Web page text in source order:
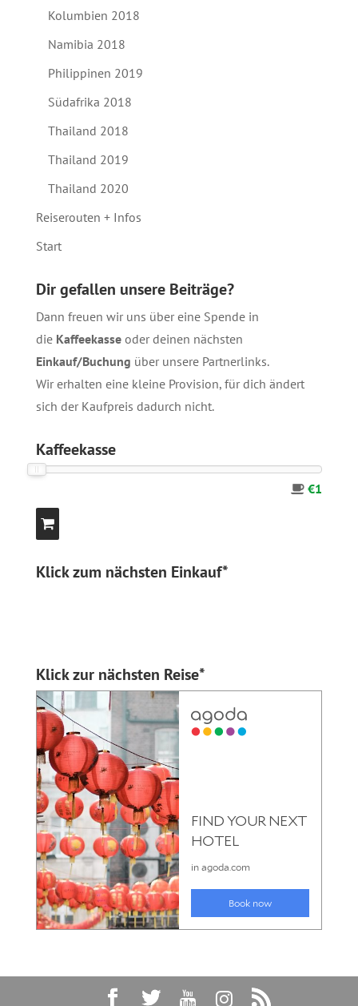
Kolumbien 2018
Namibia 2018
Philippinen 2019
Südafrika 2018
Thailand 2018
Thailand 2019
Thailand 2020
Reiserouten + Infos
Start
Dir gefallen unsere Beiträge?
Dann freuen wir uns über eine Spende in
die Kaffeekasseoder deinen nächsten
Einkauf/Buchung über unsere Partnerlinks.
Wir erhalten eine kleine Provision, für dich ändert
sich der Kaufpreis dadurch nicht.
Kaffeekasse
€1
Klick zum nächsten Einkauf*
Klick zur nächsten Reise*